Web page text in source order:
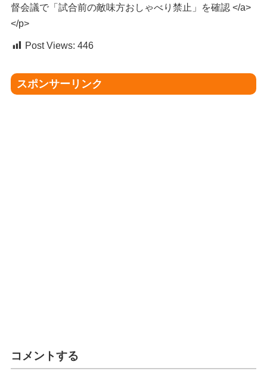
督会議で「試合前の敵味方おしゃべり禁止」を確認 </a>
</p>
Post Views: 446
スポンサーリンク
コメントする